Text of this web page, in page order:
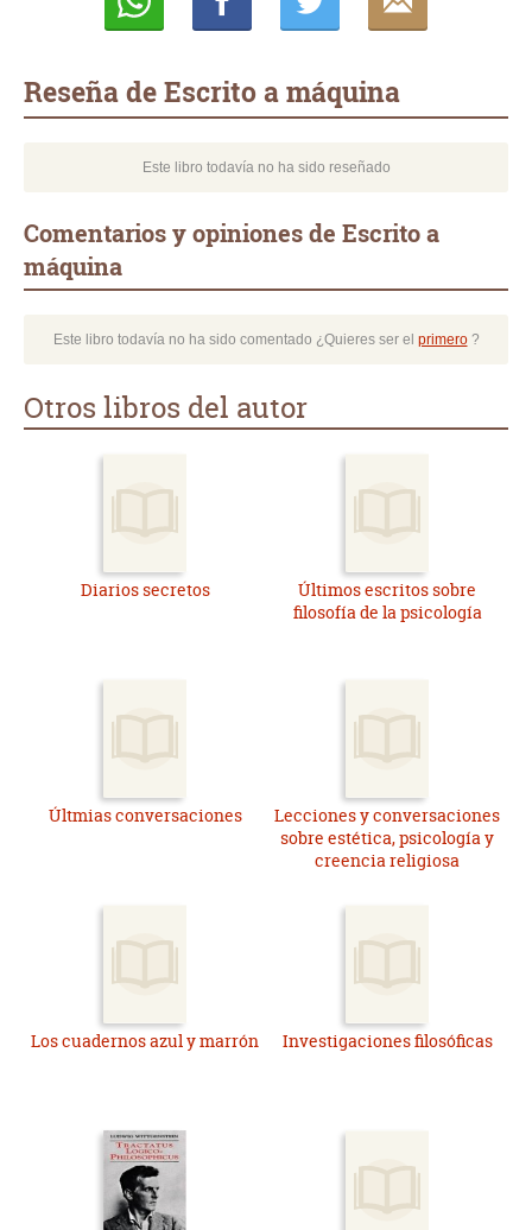
Reseña de Escrito a máquina
Este libro todavía no ha sido reseñado
Comentarios y opiniones de Escrito a
máquina
Este libro todavía no ha sido comentado ¿Quieres ser el primero?
Otros libros del autor
Diarios secretos
Últimos escritos sobre
filosofía de la psicología
Últmias conversaciones
Lecciones y conversaciones
sobre estética, psicología y
creencia religiosa
Los cuadernos azul y marrón Investigaciones filosóficas